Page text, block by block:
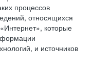
процессов
относящихся
которые
и источников